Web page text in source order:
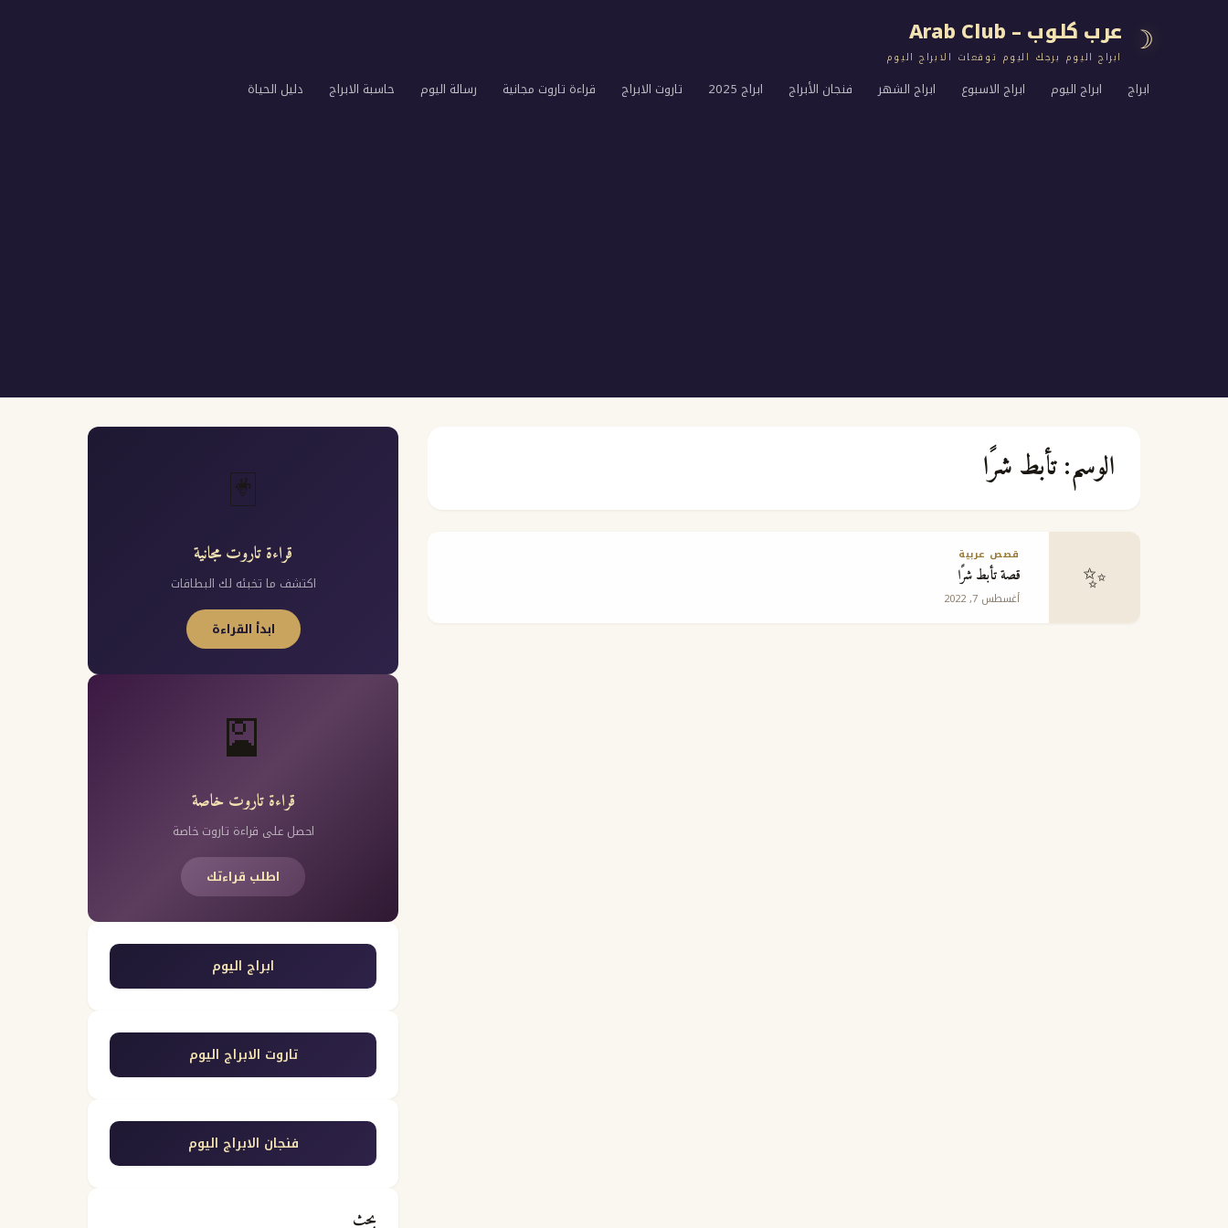
☽ عرب كلوب – Arab Club
ابراج اليوم برجك اليوم توقعات الابراج اليوم
ابراج ابراج اليوم ابراج الاسبوع ابراج الشهر فنجان الأبراج ابراج 2025 تاروت الابراج قراءة تاروت مجانية رسالة اليوم حاسبة الابراج دليل الحياة
الوسم:تأبط شرًا
✨ قصص عربية
قصة تأبط شرًا
أغسطس 7, 2022
🃏
قراءة تاروت مجانية
اكتشف ما تخبئه لك البطاقات
ابدأ القراءة
🎴
قراءة تاروت خاصة
احصل على قراءة تاروت خاصة
اطلب قراءتك
ابراج اليوم
تاروت الابراج اليوم
فنجان الابراج اليوم
بحث